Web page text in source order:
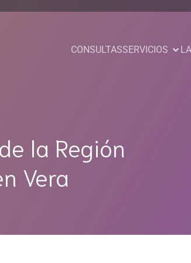
CONSULTASSERVICIOS
la Región
Vera